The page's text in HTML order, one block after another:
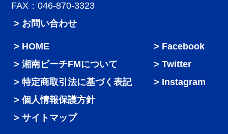
FAX：046-870-3323
> お問い合わせ
HOME
湘南ビーチFMについて
特定商取引法に基づく表記
個人情報保護方針
サイトマップ
Facebook
Twitter
Instagram